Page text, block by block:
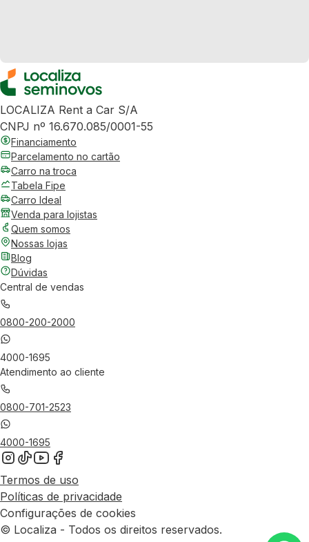
LOCALIZA Rent a Car S/A
CNPJ nº 16.670.085/0001-55
Financiamento
Parcelamento no cartão
Carro na troca
Tabela Fipe
Carro Ideal
Venda para lojistas
Quem somos
Nossas lojas
Blog
Dúvidas
Central de vendas
0800-200-2000
4000-1695
Atendimento ao cliente
0800-701-2523
4000-1695
Termos de uso
Políticas de privacidade
Configurações de cookies
© Localiza - Todos os direitos reservados.